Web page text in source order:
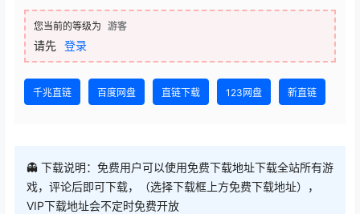
您当前的等级为 游客
请先 登录
千兆直链 百度网盘 直链下载 123网盘 新直链
👻 下载说明：免费用户可以使用免费下载地址下载全站所有游
戏，评论后即可下载，（选择下载框上方免费下载地址），
VIP下载地址会不定时免费开放